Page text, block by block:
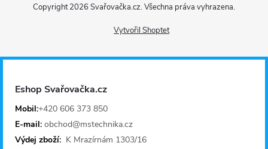
p
Vytvořil Shoptet
Copyright 2026 Svařovačka.cz. Všechna práva vyhrazena.
Eshop Svařovačka.cz
Mobil:+420 606 373 850
E-mail: obchod@mstechnika.cz
Výdej zboží: K Mrazírnám 1303/16